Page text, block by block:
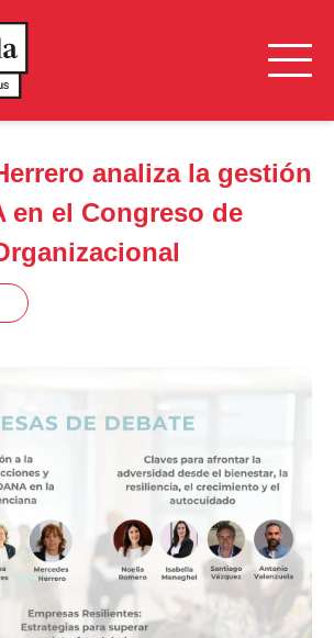
analiza la gestión
en el Congreso de